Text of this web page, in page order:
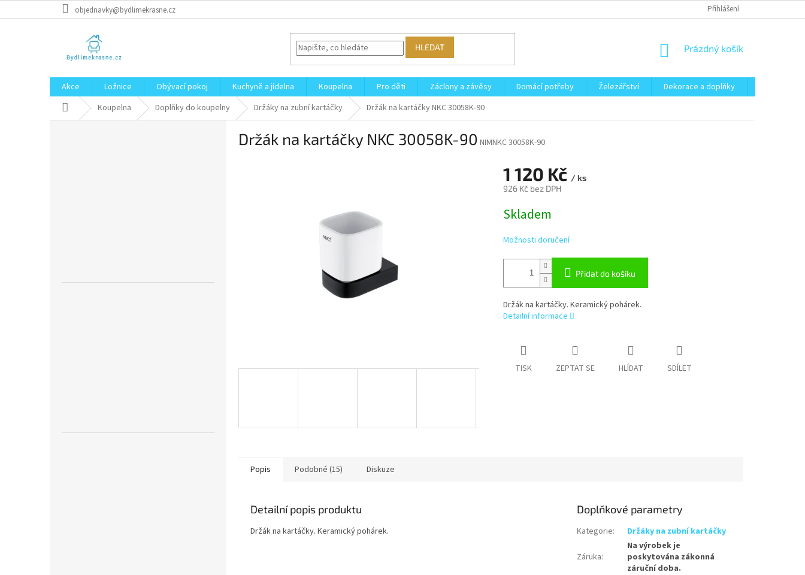
na
objednavky@bydlimekrasne.cz Přihlášení
HLEDAT
NÁKUPNÍ
Prázdný košík
Akce Ložnice Obývací pokoj Kuchyně a jídelna Koupelna Pro děti Záclony a závěsy Domácí potřeby Železářství Dekorace a doplňky
Domů Koupelna Doplňky do koupelny Držáky na zubní kartáčky Držák na kartáčky NKC 30058K-90
Držák na kartáčky NKC 30058K-90 NIMNKC 30058K-90
1 120 Kč / ks
926 Kč bez DPH
cena:
Skladem
Možnosti doručení
Přidat do košíku
Držák na kartáčky. Keramický pohárek.
Detailní informace
TISK ZEPTAT SE HLÍDAT SDÍLET
Popis Podobné (15) Diskuze
Detailní popis produktu
Držák na kartáčky. Keramický pohárek.
Doplňkové parametry
Kategorie: Držáky na zubní kartáčky
Záruka:
Na výrobek je
poskytována zákonná
záruční doba.